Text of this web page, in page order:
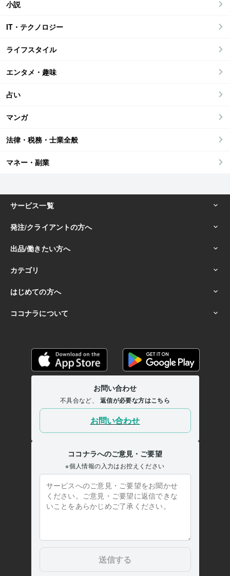
小説
IT・テクノロジー
ライフスタイル
エンタメ・趣味
占い
マンガ
法律・税務・士業全般
マネー・副業